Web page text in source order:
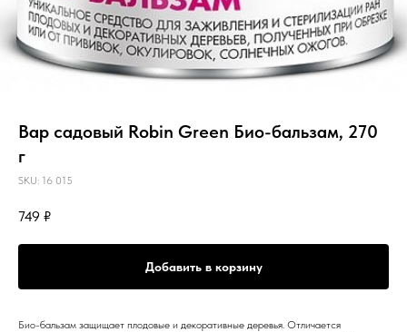
Вар садовый Robin Green Био-бальзам, 270
г
SKU: 16 015
749 ₽
Добавить в корзину
Био-бальзам защищает плодовые и декоративные деревья. Отличается